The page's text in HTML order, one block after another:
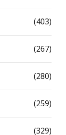
(403)
(267)
(280)
(259)
(329)